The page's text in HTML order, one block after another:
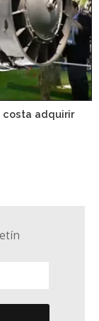
costa adquirir